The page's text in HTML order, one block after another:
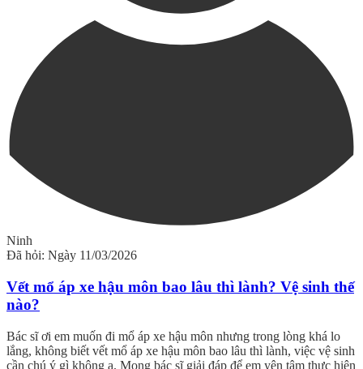
Ninh
Đã hỏi: Ngày 11/03/2026
Vết mổ áp xe hậu môn bao lâu thì lành? Vệ sinh thế
nào?
Bác sĩ ơi em muốn đi mổ áp xe hậu môn nhưng trong lòng khá lo
lắng, không biết vết mổ áp xe hậu môn bao lâu thì lành, việc vệ sinh
cần chú ý gì không ạ. Mong bác sĩ giải đáp để em yên tâm thực hiện